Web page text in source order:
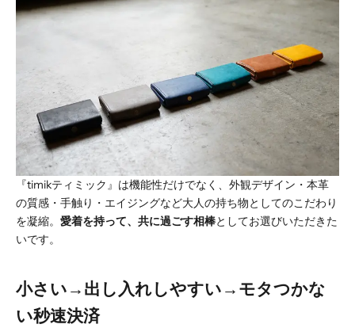
『timikティミック』は機能性だけでなく、外観デザイン・本革
の質感・手触り・エイジングなど大人の持ち物としてのこだわり
を凝縮。 愛着を持って、共に過ごす相棒としてお選びいただきた
いです。
小さい→出し入れしやすい→モタつかな
い秒速決済